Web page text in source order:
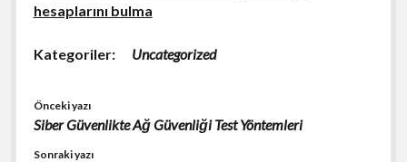
hesaplarını bulma
Kategoriler: Uncategorized
Önceki yazı
Siber Güvenlikte Ağ Güvenliği Test Yöntemleri
Sonraki yazı